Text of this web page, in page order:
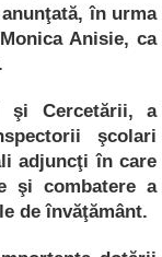
în urma
Anisie, ca
şi Cercetării, a
şcolari
adjuncţi în care
şi combatere a
de învăţământ.